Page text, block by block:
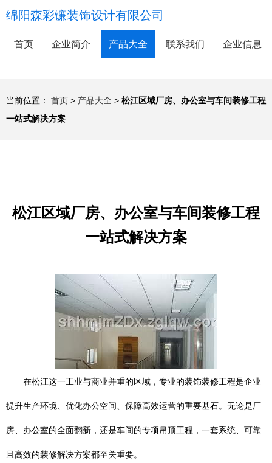
绵阳森彩镰装饰设计有限公司
首页 企业简介 产品大全 联系我们 企业信息
当前位置： 首页 > 产品大全 > 松江区域厂房、办公室与车间装修工程
一站式解决方案
松江区域厂房、办公室与车间装修工程
一站式解决方案
在松江这一工业与商业并重的区域，专业的装饰装修工程是企业
提升生产环境、优化办公空间、保障高效运营的重要基石。无论是厂
房、办公室的全面翻新，还是车间的专项吊顶工程，一套系统、可靠
且高效的装修解决方案都至关重要。